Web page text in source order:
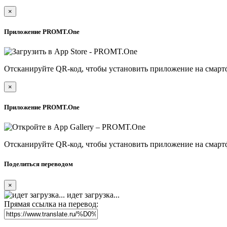
×
Приложение PROMT.One
Отсканируйте QR-код, чтобы установить приложение на
×
Приложение PROMT.One
Отсканируйте QR-код, чтобы установить приложение на
Поделиться переводом
×
идет загрузка...
Прямая ссылка на перевод: